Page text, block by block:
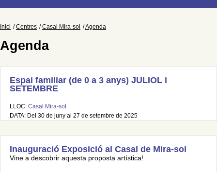
Inici Centres Casal Mira-sol Agenda
Agenda
Espai familiar (de 0 a 3 anys) JULIOL i
SETEMBRE
LLOC: Casal Mira-sol
DATA: Del 30 de juny al 27 de setembre de 2025
Inauguració Exposició al Casal de Mira-sol
Vine a descobrir aquesta proposta artística!